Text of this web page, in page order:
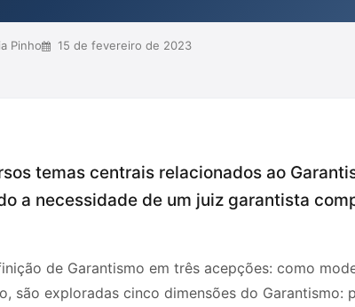
Pinho 15 de fevereiro de 2023
temas centrais relacionados ao
a necessidade de um juiz garantista
de Garantismo em três acepções: como
são exploradas cinco dimensões do Garantismo: